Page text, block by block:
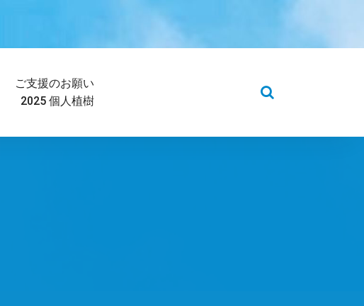
ご支援のお願い
2025 個人植樹